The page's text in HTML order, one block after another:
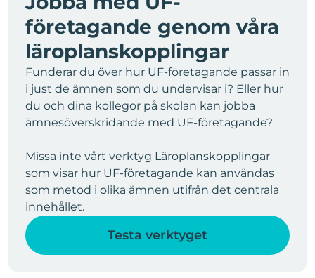
företagande genom våra
läroplanskopplingar
Funderar du över hur UF-företagande passar in
i just de ämnen som du undervisar i? Eller hur
du och dina kollegor på skolan kan jobba
ämnesöverskridande med UF-företagande?
Missa inte vårt verktyg Läroplanskopplingar
som visar hur UF‑företagande kan användas
som metod i olika ämnen utifrån det centrala
innehållet.
Testa verktyget